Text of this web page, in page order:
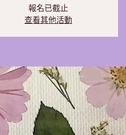
報名已截止
查看其他活動